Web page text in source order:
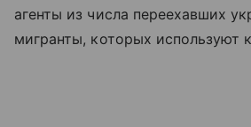
агенты из числа переехавших
мигранты, которых используют